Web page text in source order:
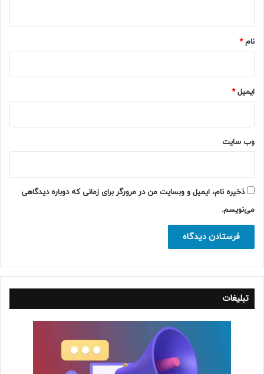
نام*
ایمیل*
وب‌ سایت
ذخیره نام، ایمیل و وبسایت من در مرورگر برای زمانی که دوباره دیدگاهی
می‌نویسم.
تبلیغات